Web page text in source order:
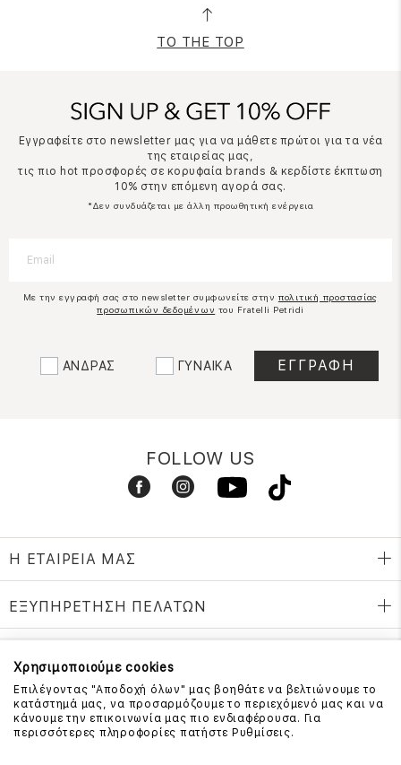
TO THE TOP
Εγγραφείτε στο newsletter μας για να μάθετε πρώτοι για τα νέα
της εταιρείας μας,
τις πιο hot προσφορές σε κορυφαία brands & κερδίστε έκπτωση
10% στην επόμενη αγορά σας.
*Δεν συνδυάζεται με άλλη προωθητική ενέργεια
Με την εγγραφή σας στο newsletter συμφωνείτε στην πολιτική προστασίας
προσωπικών δεδομένων του Fratelli Petridi
ΑΝΔΡΑΣ ΓΥΝΑΙΚΑ
FOLLOW US
Η ΕΤΑΙΡΕΙΑ ΜΑΣ
ΕΞΥΠΗΡΕΤΗΣΗ ΠΕΛΑΤΩΝ
ΕΠΙΚΟΙΝΩΝΗΣΤΕ ΜΑΖΙ ΜΑΣ
210 999 4510
(Χρεώση μια αστική μονάδα από σταθερό)
Χρησιμοποιούμε cookies
Επιλέγοντας "Αποδοχή όλων" μας βοηθάτε να βελτιώνουμε το
κατάστημά μας, να προσαρμόζουμε το περιεχόμενό μας και να
κάνουμε την επικοινωνία μας πιο ενδιαφέρουσα. Για
περισσότερες πληροφορίες πατήστε Ρυθμίσεις.